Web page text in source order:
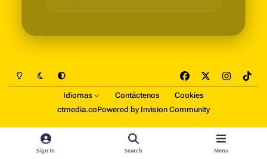
Light ModeDark ModeSystem Preference
a
c
e
b
n
a
g
i
o
Idiomas Contáctenos
Cookies
ctmedia.coPowered by Invision Community
Sign In Search Menu